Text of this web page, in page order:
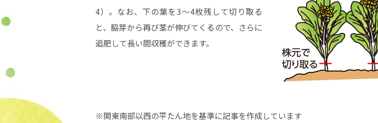
4）。なお、下の葉を3〜4枚残して切り取る
と、脇芽から再び茎が伸びてくるので、さらに
追肥して長い間収穫ができます。
※関東南部以西の平たん地を基準に記事を作成しています